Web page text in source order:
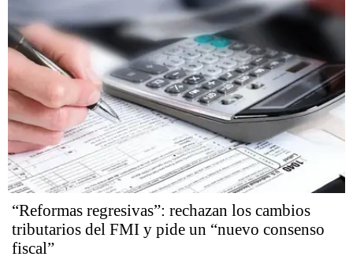
“Reformas regresivas”: rechazan los cambios
tributarios del FMI y pide un “nuevo consenso
fiscal”